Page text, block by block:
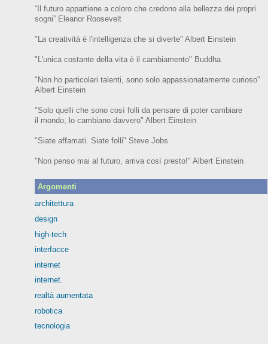
“Il futuro appartiene a coloro che credono alla bellezza dei propri
sogni” EleanorRoosevelt
"La creatività è l'intelligenza che si diverte" Albert Einstein
"L'unica costante della vita è il cambiamento" Buddha
"Non ho particolari talenti, sono solo appassionatamente curioso"
Albert Einstein
"Solo quelli che sono così folli da pensare di poter cambiare
il mondo, lo cambiano davvero" Albert Einstein
"Siate affamati. Siate folli" Steve Jobs
"Non penso mai al futuro, arriva così presto!" Albert Einstein
Argomenti
architettura
design
high-tech
interfacce
internet
internet.
realtà aumentata
robotica
tecnologia